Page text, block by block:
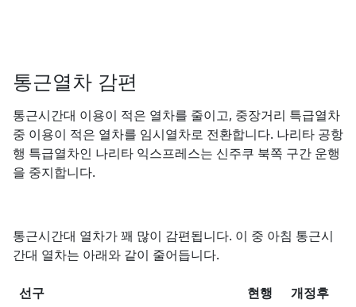
통근열차 감편
통근시간대 이용이 적은 열차를 줄이고, 중장거리 특급열차
중 이용이 적은 열차를 임시열차로 전환합니다. 나리타 공항
행 특급열차인 나리타 익스프레스는 신주쿠 북쪽 구간 운행
을 중지합니다.
통근시간대 열차가 꽤 많이 감편됩니다. 이 중 아침 통근시
간대 열차는 아래와 같이 줄어듭니다.
선구 현행
개정후